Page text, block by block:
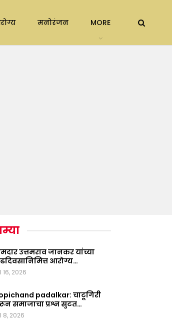
मनोरंजन MORE
उत्तमराव जानकर यांच्या
आरोग्य…
16, 2026
padalkar: चाटूगिरी
समाजाचा प्रश्न सुटत…
8, 2026